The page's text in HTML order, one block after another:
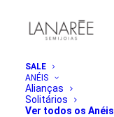
SALE
ANÉIS
Alianças
Solitários
Ver todos os Anéis